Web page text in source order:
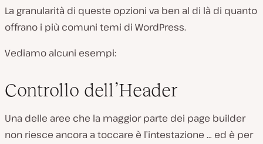
La granularità di queste opzioni va ben al di là di quanto
offrano i più comuni temi di WordPress.
Vediamo alcuni esempi:
Controllo dell’Header
Una delle aree che la maggior parte dei page builder
non riesce ancora a toccare è l’intestazione … ed è per